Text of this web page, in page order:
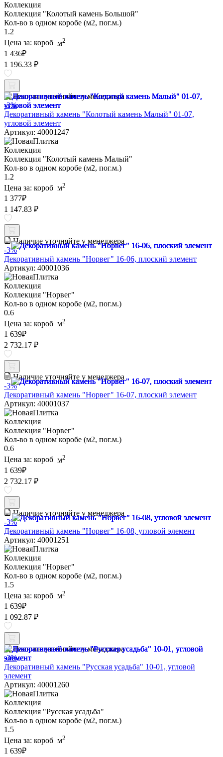
Коллекция
Коллекция "Колотый камень Большой"
Кол-во в одном коробе (м2, пог.м.)
1.2
Цена за: короб м2
1 436₽
1 196.33 ₽
Наличие уточняйте у менеджера
-3%
Декоративный камень "Колотый камень Малый" 01-07,
угловой элемент
Артикул: 40001247
Коллекция
Коллекция "Колотый камень Малый"
Кол-во в одном коробе (м2, пог.м.)
1.2
Цена за: короб м2
1 377₽
1 147.83 ₽
Наличие уточняйте у менеджера
-3%
Декоративный камень "Норвег" 16-06, плоский элемент
Артикул: 40001036
Коллекция
Коллекция "Норвег"
Кол-во в одном коробе (м2, пог.м.)
0.6
Цена за: короб м2
1 639₽
2 732.17 ₽
Наличие уточняйте у менеджера
-3%
Декоративный камень "Норвег" 16-07, плоский элемент
Артикул: 40001037
Коллекция
Коллекция "Норвег"
Кол-во в одном коробе (м2, пог.м.)
0.6
Цена за: короб м2
1 639₽
2 732.17 ₽
Наличие уточняйте у менеджера
-3%
Декоративный камень "Норвег" 16-08, угловой элемент
Артикул: 40001251
Коллекция
Коллекция "Норвег"
Кол-во в одном коробе (м2, пог.м.)
1.5
Цена за: короб м2
1 639₽
1 092.87 ₽
Наличие уточняйте у менеджера
-3%
Декоративный камень "Русская усадьба" 10-01, угловой
элемент
Артикул: 40001260
Коллекция
Коллекция "Русская усадьба"
Кол-во в одном коробе (м2, пог.м.)
1.5
Цена за: короб м2
1 639₽